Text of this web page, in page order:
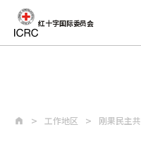
红十字国际委员会
工作地区 刚果民主